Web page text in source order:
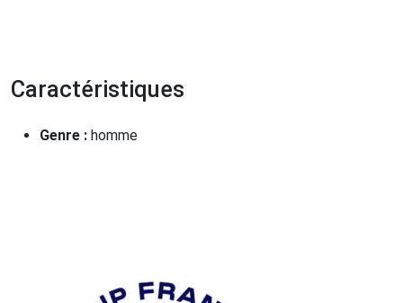
Caractéristiques
Genre : homme